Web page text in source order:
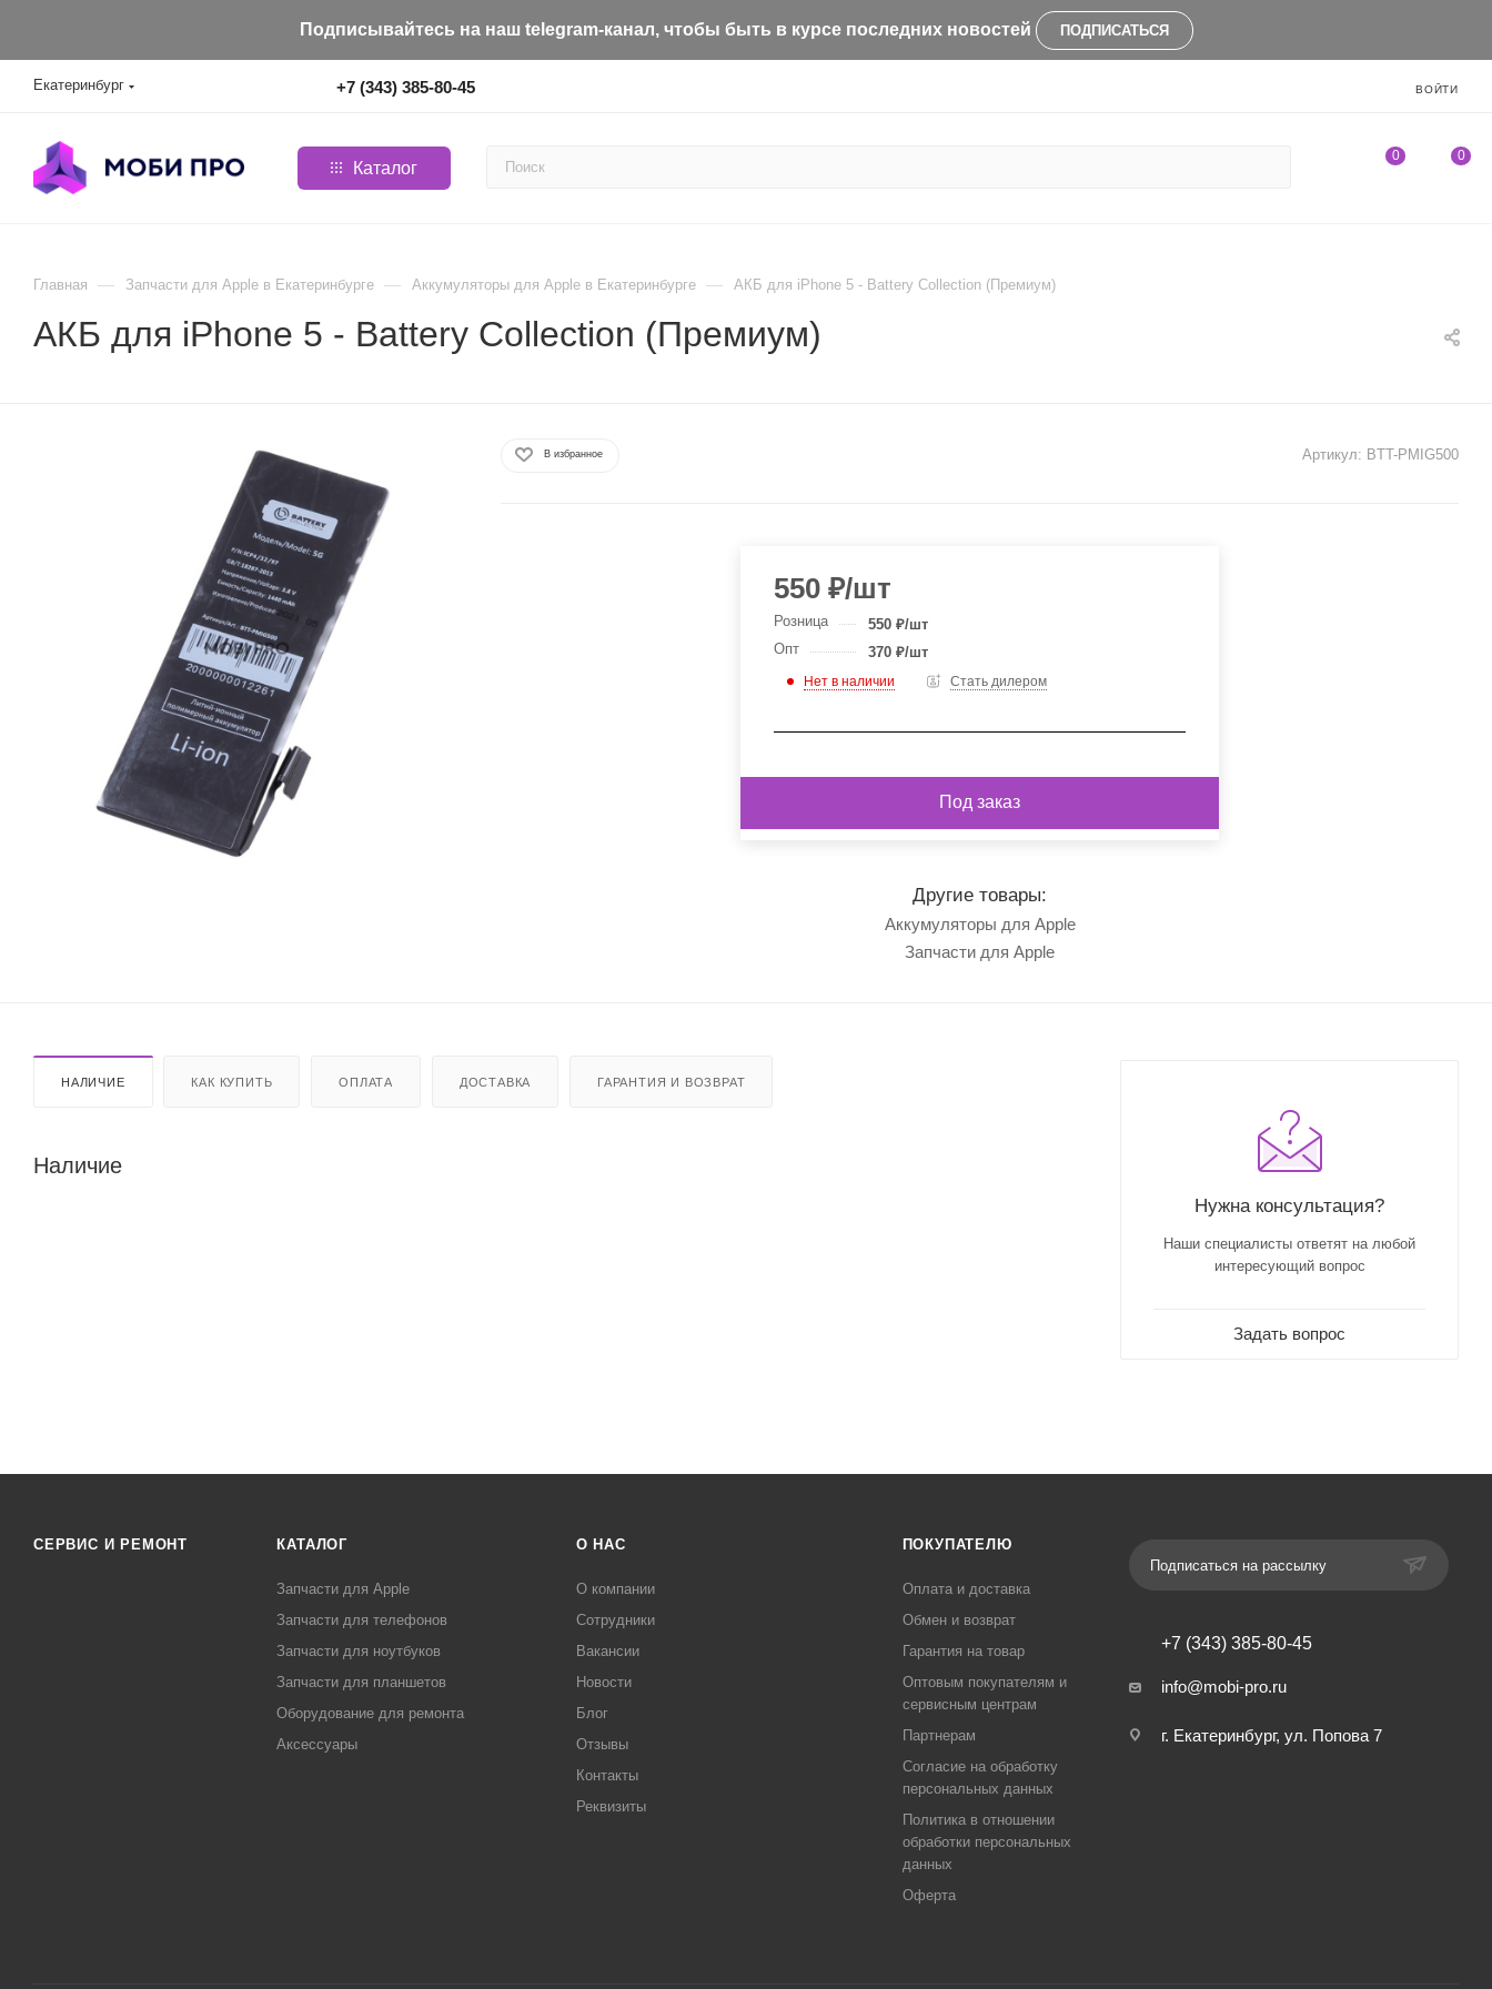
Подписывайтесь на наш telegram-канал, чтобы быть в курсе последних новостей ПОДПИСАТЬСЯ
Екатеринбург +7 (343) 385-80-45 ВОЙТИ
Каталог
0 0
Главная — Запчасти для Apple в Екатеринбурге — Aккумуляторы для Apple в Екатеринбурге — АКБ для iPhone 5 - Battery Collection (Премиум)
АКБ для iPhone 5 - Battery Collection (Премиум)
В избранное Артикул: BTT-PMIG500
550₽/шт
Розница 550₽/шт
Опт
370₽/шт
Нет в наличии Стать дилером
Под заказ
Другие товары:
Аккумуляторы для Apple
Запчасти для Apple
НАЛИЧИЕ КАК КУПИТЬ ОПЛАТА ДОСТАВКА ГАРАНТИЯ И ВОЗВРАТ
Наличие
Нужна консультация?
Наши специалисты ответят на любой
интересующий вопрос
Задать вопрос
СЕРВИС И РЕМОНТ КАТАЛОГ
Запчасти для Apple
Запчасти для телефонов
Запчасти для ноутбуков
Запчасти для планшетов
Оборудование для ремонта
Аксессуары
О НАС
О компании
Сотрудники
Вакансии
Новости
Блог
Отзывы
Контакты
Реквизиты
ПОКУПАТЕЛЮ
Оплата и доставка
Обмен и возврат
Гарантия на товар
Оптовым покупателям и
сервисным центрам
Партнерам
Согласие на обработку
персональных данных
Политика в отношении
обработки персональных
данных
Оферта
Подписаться на рассылку
+7 (343) 385-80-45
info@mobi-pro.ru
г. Екатеринбург, ул. Попова 7